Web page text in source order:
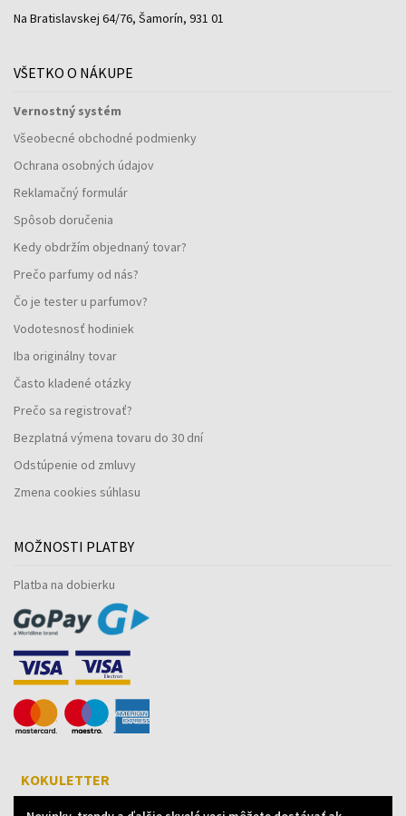
Na Bratislavskej 64/76, Šamorín, 931 01
VŠETKO O NÁKUPE
Vernostný systém
Všeobecné obchodné podmienky
Ochrana osobných údajov
Reklamačný formulár
Spôsob doručenia
Kedy obdržím objednaný tovar?
Prečo parfumy od nás?
Čo je tester u parfumov?
Vodotesnosť hodiniek
Iba originálny tovar
Často kladené otázky
Prečo sa registrovať?
Bezplatná výmena tovaru do 30 dní
Odstúpenie od zmluvy
Zmena cookies súhlasu
MOŽNOSTI PLATBY
Platba na dobierku
KOKULETTER